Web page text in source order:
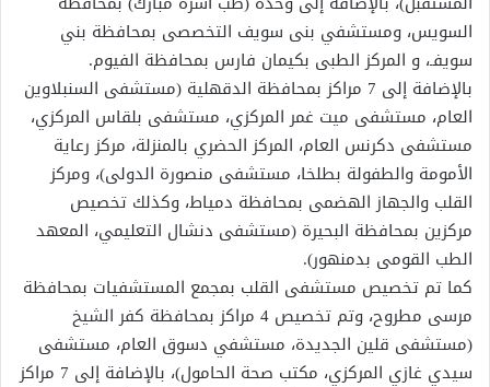
السويس، ومستشفي بنى سويف التخصصى بمحافظة بني
سويفـ، و المركز الطبى بكيمان فارس بمحافظة الفيوم.
بالإضافة إلى 7 مراكز بمحافظة الدقهلية (مستشفى السنبلاوين
العام، مستشفى ميت غمر المركزي، مستشفى بلقاس المركزي،
مستشفى دكرنس العام، المركز الحضري بالمنزلة، مركز رعاية
الأمومة والطفولة بطلخا، مستشفى منصورة الدولى)، ومركز
القلب والجهاز الهضمى بمحافظة دمياط، وكذلك تخصيص
مركزين بمحافظة البحيرة (مستشفى دنشال التعليمي، المعهد
الطب القومى بدمنهور).
كما تم تخصيص مستشفى القلب بمجمع المستشفيات بمحافظة
مرسى مطروح، وتم تخصيص 4 مراكز بمحافظة كفر الشيخ
(مستشفى قلين الجديدة، مستشفي دسوق العام، مستشفى
سيدي غازي المركزي، مكتب صحة الحامول)، بالإضافة إلى 7 مراكز